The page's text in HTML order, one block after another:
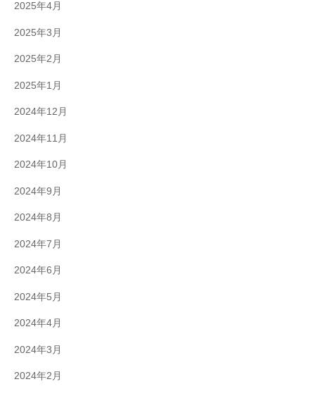
2025年4月
2025年3月
2025年2月
2025年1月
2024年12月
2024年11月
2024年10月
2024年9月
2024年8月
2024年7月
2024年6月
2024年5月
2024年4月
2024年3月
2024年2月